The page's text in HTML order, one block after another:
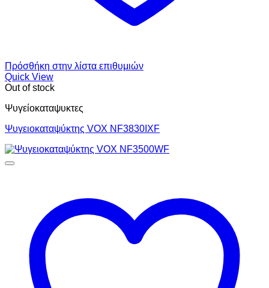
Πρόσθήκη στην λίστα επιθυμιών
Quick View
Out of stock
Ψυγείοκαταψυκτες
Ψυγειοκαταψύκτης VOX NF3830IXF